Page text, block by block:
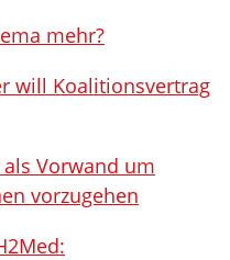
mehr?
will Koalitionsvertrag
als Vorwand um
vorzugehen